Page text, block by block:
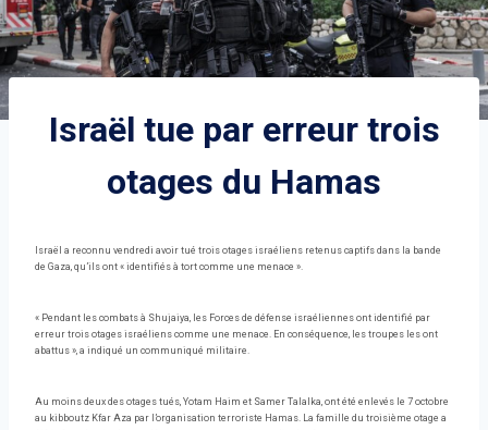
Israël tue par erreur trois
otages du Hamas
Israël a reconnu vendredi avoir tué trois otages israéliens retenus captifs dans la bande
de Gaza, qu’ils ont « identifiés à tort comme une menace ».
« Pendant les combats à Shujaiya, les Forces de défense israéliennes ont identifié par
erreur trois otages israéliens comme une menace. En conséquence, les troupes les ont
abattus », a indiqué un communiqué militaire.
Au moins deux des otages tués, Yotam Haim et Samer Talalka, ont été enlevés le 7 octobre
au kibboutz Kfar Aza par l’organisation terroriste Hamas. La famille du troisième otage a